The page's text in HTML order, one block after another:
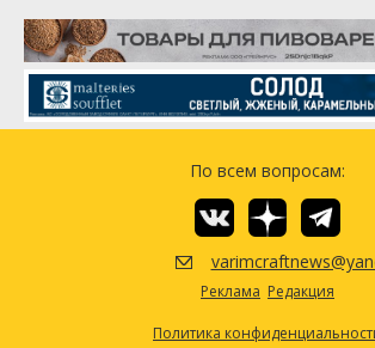
По всем вопросам:
Реклама Редакция
Политика